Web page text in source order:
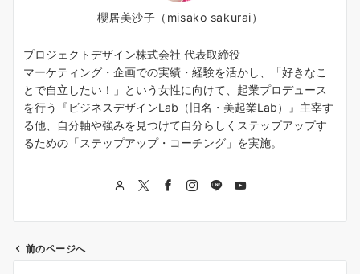
櫻居美沙子（misako sakurai）
プロジェクトデザイン株式会社 代表取締役
マーケティング・企画での実績・経験を活かし、「好きなこ
とで自立したい！」という女性に向けて、起業プロデュース
を行う『ビジネスデザインLab（旧名・美起業Lab）』主宰す
る他、自分軸や強みを見つけて自分らしくステップアップす
るための「ステップアップ・コーチング」を実施。
前のページへ